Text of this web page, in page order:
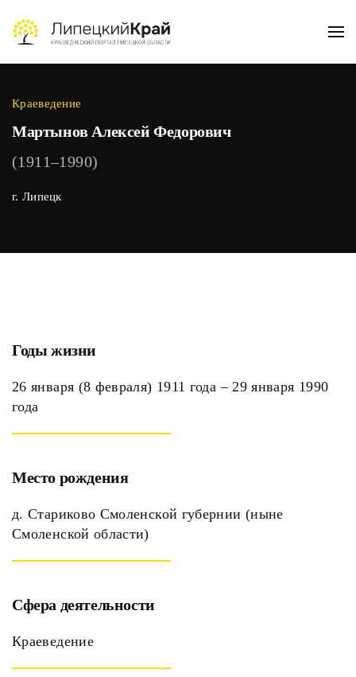
Skip to main content
Краеведение
Мартынов Алексей Федорович
(1911‒1990)
г. Липецк
Годы жизни
26 января (8 февраля) 1911 года ‒ 29 января 1990
года
Место рождения
д. Стариково Смоленской губернии (ныне
Смоленской области)
Сфера деятельности
Краеведение